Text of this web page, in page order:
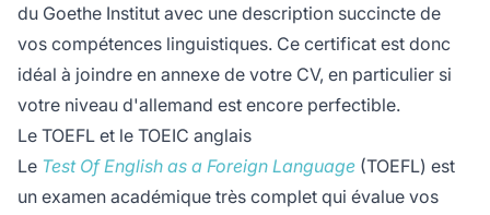
du Goethe Institut avec une description succincte de
vos compétences linguistiques. Ce certificat est donc
idéal à joindre en annexe de votre CV, en particulier si
votre niveau d'allemand est encore perfectible.
Le TOEFL et le TOEIC anglais
Le Test Of English as a Foreign Language (TOEFL) est
un examen académique très complet qui évalue vos